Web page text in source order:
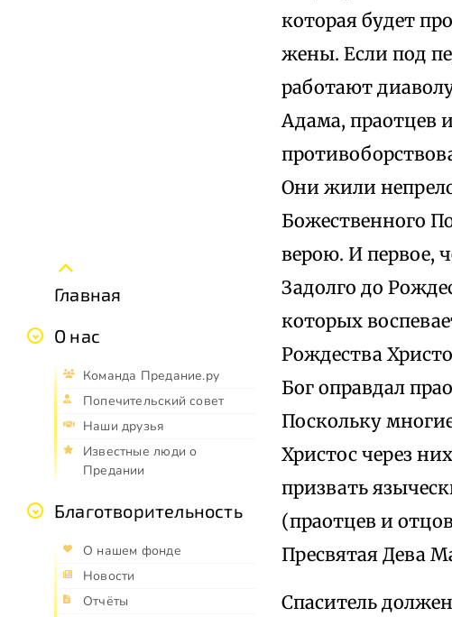
Главная
О нас
Команда Предание.ру
Попечительский совет
Наши друзья
Известные люди о
Предании
Благотворительность
О нашем фонде
Новости
Отчёты
которая будет
жены. Если под
работают
Адама, праотцев
Они жили
Божественного
верою. И первое,
Задолго до
которых
Рождества
Бог оправдал
Поскольку
Христос через
призвать
(праотцев и
Пресвятая Дева
Спаситель